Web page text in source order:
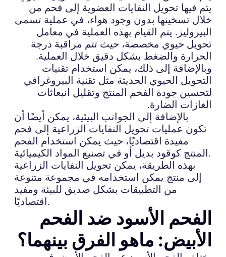
يتم فيها تحويل النفايات العضوية إلى فحم من
خلال تسخينها بدون وجود هواء، في عملية تسمى
البيروليز. يتم القيام بهذه العملية في معامل
تحويل حيوي مخصصة، حيث تتم مراقبة درجة
الحرارة والضغط بشكل دقيق خلال العملية.
وبالإضافة إلى ذلك، يمكن استخدام تقنيات
التحويل الحيوي الحديثة مثل تقنية البيروغرافي
لتحسين جودة الفحم المنتج وتقليل انبعاثات
الغازات الضارة.
بالإضافة إلى الجوانب البيئية، يمكن أيضًا أن
تكون عمليات تحويل النفايات الزراعية إلى فحم
مفيدة اقتصاديًا، حيث يمكن استخدام الفحم
المنتج كوقود بديل أو في تصنيع المواد الكيميائية.
بهذه الطريقة، يمكن تحويل النفايات الزراعية
إلى منتج يمكن استخدامه في مجموعة متنوعة
من التطبيقات بشكل صديق للبيئة ومفيد
اقتصاديًا.
الفحم الأسود ضد الفحم
الأبيض: ماهو الفرق بينهما؟